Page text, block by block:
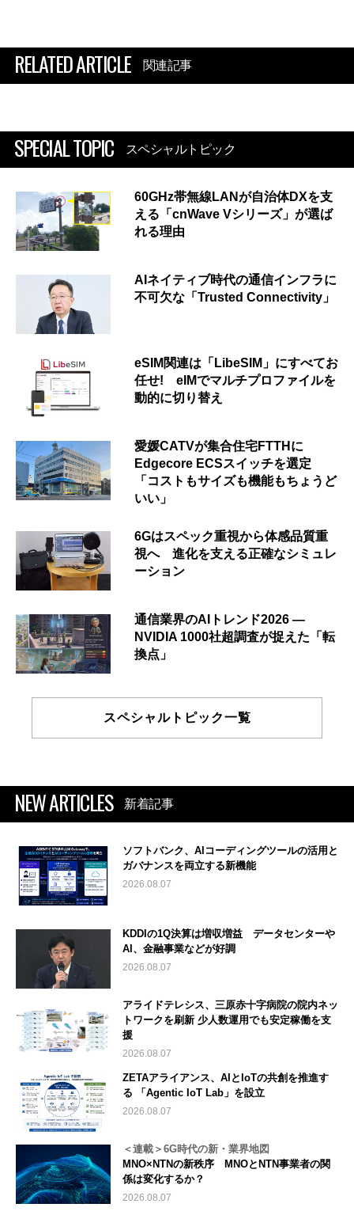
RELATED ARTICLE 関連記事
SPECIAL TOPIC スペシャルトピック
60GHz帯無線LANが自治体DXを支
える「cnWave Vシリーズ」が選ば
れる理由
AIネイティブ時代の通信インフラに
不可欠な「Trusted Connectivity」
eSIM関連は「LibeSIM」にすべてお
任せ! eIMでマルチプロファイルを
動的に切り替え
愛媛CATVが集合住宅FTTHに
Edgecore ECSスイッチを選定
「コストもサイズも機能もちょうど
いい」
6Gはスペック重視から体感品質重
視へ 進化を支える正確なシミュレ
ーション
通信業界のAIトレンド2026 ―
NVIDIA 1000社超調査が捉えた「転
換点」
スペシャルトピック一覧
NEW ARTICLES 新着記事
ソフトバンク、AIコーディングツールの活用と
ガバナンスを両立する新機能
2026.08.07
KDDIの1Q決算は増収増益 データセンターや
AI、金融事業などが好調
2026.08.07
アライドテレシス、三原赤十字病院の院内ネッ
トワークを刷新 少人数運用でも安定稼働を支
援
2026.08.07
ZETAアライアンス、AIとIoTの共創を推進す
る 「Agentic IoT Lab」を設立
2026.08.07
＜連載＞6G時代の新・業界地図
MNO×NTNの新秩序 MNOとNTN事業者の関
係は変化するか？
2026.08.07